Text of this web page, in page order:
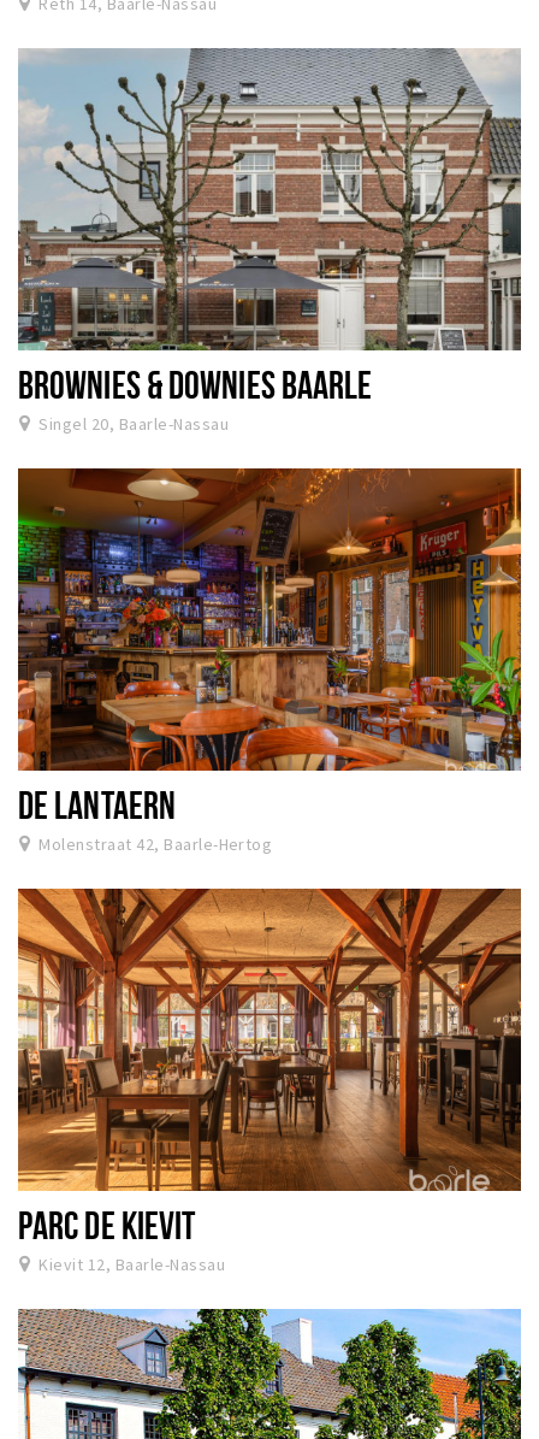
BROWNIES & DOWNIES BAARLE
Singel 20, Baarle-Nassau
DE LANTAERN
Molenstraat 42, Baarle-Hertog
PARC DE KIEVIT
Kievit 12, Baarle-Nassau